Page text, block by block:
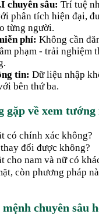
chuyên sâu: Trí tuệ
phân tích hiện đại,
từng người.
phí: Không cần
phạm - trải nghiệm
tin: Dữ liệu nhập
bên thứ ba.
gặp về xem tướng
có chính xác không?
đổi được không?
cho nam và nữ có
còn phương pháp
chuyên sâu